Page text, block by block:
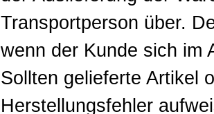
Transportperson über.
wenn der Kunde sich im
Sollten gelieferte Artikel
Herstellungsfehler